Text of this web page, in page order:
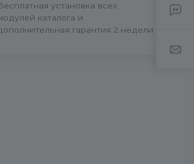
установка всех
каталога и
гарантия 2 недели